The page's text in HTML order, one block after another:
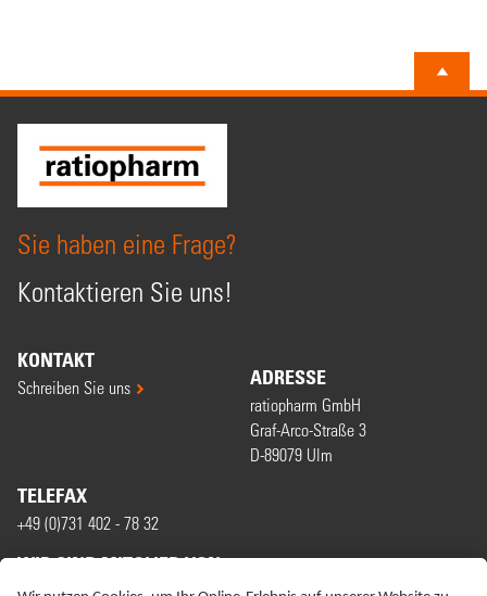
Sie haben eine Frage?
Kontaktieren Sie uns!
KONTAKT
Schreiben Sie uns ADRESSE
ratiopharm GmbH
Graf-Arco-Straße 3
D-89079 Ulm
TELEFAX
+49 (0)731 402 - 78 32
WIR SIND MITGLIED VON